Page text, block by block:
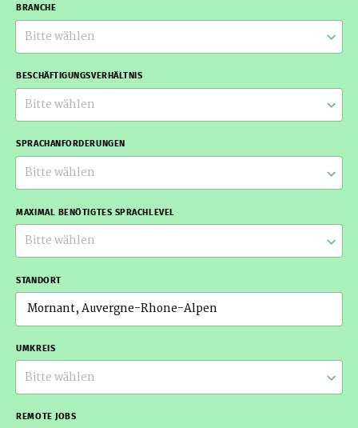
BRANCHE
Bitte wählen
BESCHÄFTIGUNGSVERHÄLTNIS
Bitte wählen
SPRACHANFORDERUNGEN
Bitte wählen
MAXIMAL BENÖTIGTES SPRACHLEVEL
Bitte wählen
STANDORT
UMKREIS
Bitte wählen
REMOTE JOBS